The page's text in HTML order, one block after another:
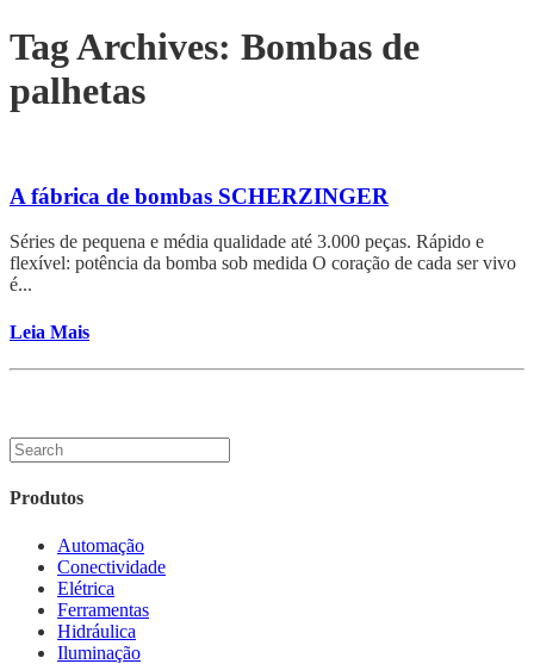
Tag Archives: Bombas de
palhetas
A fábrica de bombas SCHERZINGER
Séries de pequena e média qualidade até 3.000 peças. Rápido e
flexível: potência da bomba sob medida O coração de cada ser vivo
é...
Leia Mais
Produtos
Automação
Conectividade
Elétrica
Ferramentas
Hidráulica
Iluminação